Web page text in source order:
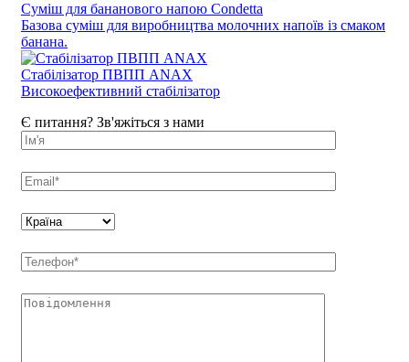
Суміш для бананового напою Condetta
Базова суміш для виробництва молочних напоїв із смаком
банана.
Стабілізатор ПВПП ANAX
Високоефективний стабілізатор
Є питання? Зв'яжіться з нами